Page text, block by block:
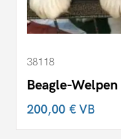
38118
Beagle-Welpen
200,00 €VB